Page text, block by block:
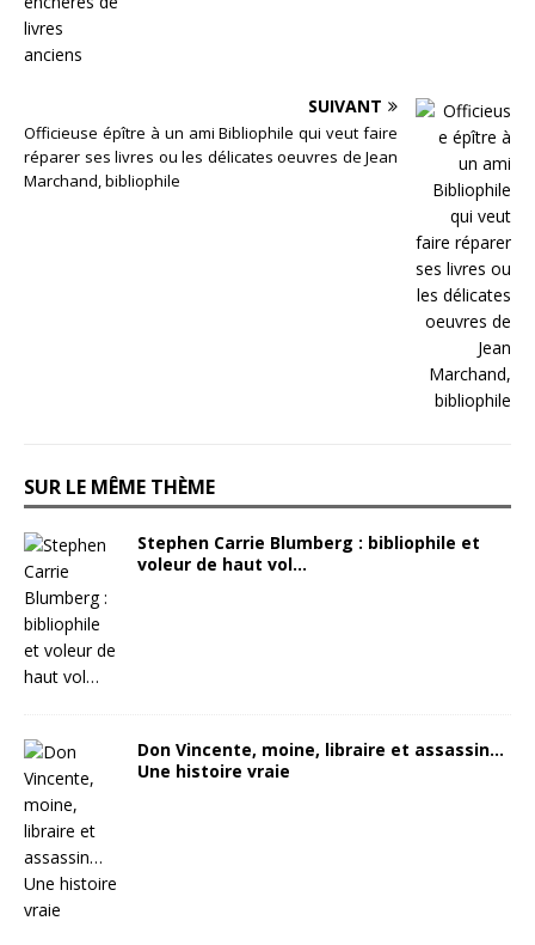
SUIVANT
Officieuse épître à un ami Bibliophile qui veut faire
réparer ses livres ou les délicates oeuvres de Jean
Marchand, bibliophile
SUR LE MÊME THÈME
Stephen Carrie Blumberg : bibliophile et
voleur de haut vol…
Don Vincente, moine, libraire et assassin…
Une histoire vraie